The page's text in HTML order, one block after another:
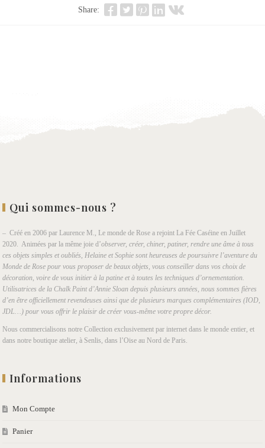
Share:
Qui sommes-nous ?
– Créé en 2006 par Laurence M., Le monde de Rose a rejoint La Fée Caséine en Juillet
2020. Animées par la même joie d’observer, créer, chiner, patiner, rendre une âme à tous
ces objets simples et oubliés, Helaine et Sophie sont heureuses de poursuivre l’aventure du
Monde de Rose pour vous proposer de beaux objets, vous conseiller dans vos choix de
décoration, voire de vous initier à la patine et à toutes les techniques d’ornementation.
Utilisatrices de la Chalk Paint d’Annie Sloan depuis plusieurs années, nous sommes fières
d’en être officiellement revendeuses ainsi que de plusieurs marques complémentaires (IOD,
JDL…) pour vous offrir le plaisir de créer vous-même votre propre décor.
Nous commercialisons notre Collection exclusivement par internet dans le monde entier, et
dans notre boutique atelier, à Senlis, dans l’Oise au Nord de Paris.
Informations
Mon Compte
Panier